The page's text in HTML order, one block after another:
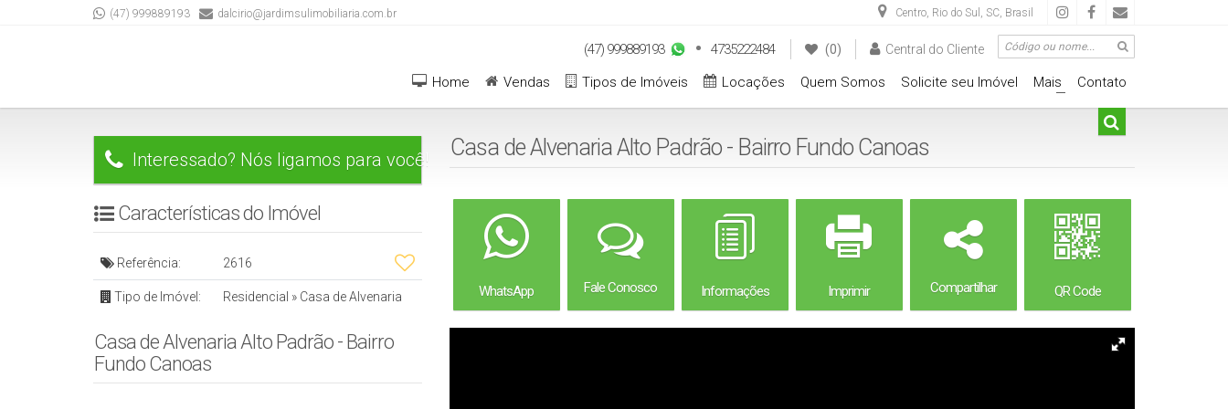
Centro, Rio do Sul , SC, Brasil
(47) 999889193 dalcirio@jardimsulimobiliaria.com.br
Central do Cliente
(0)
(47) 999889193
4735222484
Contato
+
Mais
Solicite seu Imóvel
Quem Somos
Locações
Tipos de Imóveis
Vendas
Home
Interessado? Nós ligamos para você!
Características do Imóvel
Referência: 2616
Tipo de Imóvel: Residencial » Casa de Alvenaria
Casa de Alvenaria Alto Padrão - Bairro
Fundo Canoas
Casa de Alvenaria Alto Padrão - Bairro Fundo Canoas
WhatsApp Fale Conosco Informações Imprimir Compartilhar QR Code